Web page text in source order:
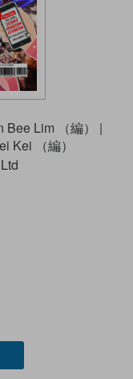
Bee Lim （編）
|
Kei （編）